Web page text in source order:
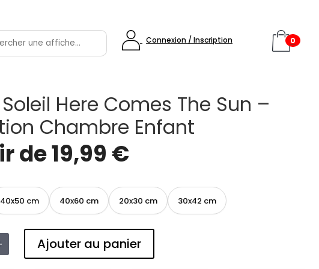
Connexion / Inscription 0
Here Comes The Sun –
Chambre Enfant
de19,99 €
40x50 cm 40x60 cm 20x30 cm 30x42 cm
Ajouter au panier